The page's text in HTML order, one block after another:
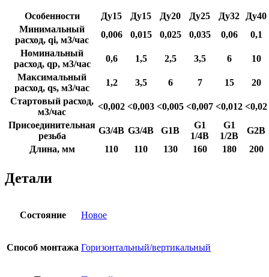
Особенности Ду15 Ду15 Ду20 Ду25 Ду32 Ду40
Минимальный
расход, qi, м3/час
0,006 0,015 0,025 0,035 0,06
0,1
Номинальный
расход, qp, м3/час
0,6 1,5 2,5 3,5 6
10
Максимальный
расход, qs, м3/час
1,2 3,5 6 7 15
20
Стартовый расход,
м3/час
<0,002 <0,003 <0,005 <0,007 <0,012 <0,02
Присоединительная
резьба
G3/4B G3/4B G1B
G1
1/4B
G1
1/2B
G2B
Длина, мм
110 110 130 160 180 200
Детали
Состояние Новое
Способ монтажа Горизонтальный/вертикальный